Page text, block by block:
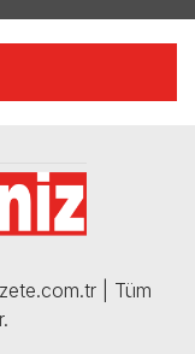
FIRTINASI |
| Tüm